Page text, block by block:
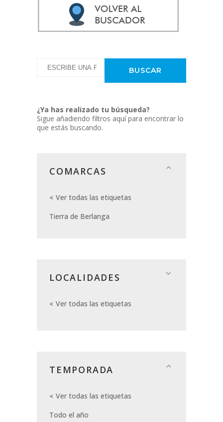
¿Ya has realizado tu búsqueda?
Sigue añadiendo filtros aquí para encontrar lo
que estás buscando.
COMARCAS
Ver todas las etiquetas
Tierra de Berlanga
LOCALIDADES
Ver todas las etiquetas
TEMPORADA
Ver todas las etiquetas
Todo el año